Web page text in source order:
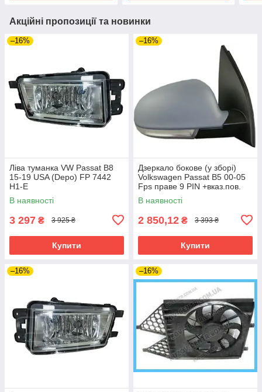
Акційні пропозиції та новинки
–16%
Ліва туманка VW Passat B8
15-19 USA (Depo) FP 7442
H1-E
В наявності
3 297 ₴ 3 925 ₴
Купити
–16%
Дзеркало бокове (у зборі)
Volkswagen Passat B5 00-05
Fps праве 9 PIN +вказ.пов.
-підсв., склад., грунт.
В наявності
2 850,12 ₴ 3 393 ₴
Купити
–16% –16%